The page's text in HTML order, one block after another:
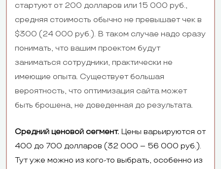
стартуют от 200 долларов или 15 000 руб.,
средняя стоимость обычно не превышает чек в
$300 (24 000 руб.). В таком случае надо сразу
понимать, что вашим проектом будут
заниматься сотрудники, практически не
имеющие опыта. Существует большая
вероятность, что оптимизация сайта может
быть брошена, не доведенная до результата.
Средний ценовой сегмент. Цены варьируются от
400 до 700 долларов (32 000 – 56 000 руб.).
Тут уже можно из кого-то выбрать, особенно из